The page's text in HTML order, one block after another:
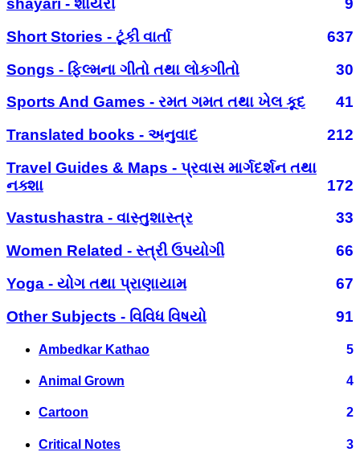
shayari - શાયરી
9
Short Stories - ટૂંકી વાર્તા
637
Songs - ફિલ્મના ગીતો તથા લોકગીતો
30
Sports And Games - રમત ગમત તથા ખેલ કૂદ
41
Translated books - અનુવાદ
212
Travel Guides & Maps - પ્રવાસ માર્ગદર્શન તથા
નક્શા
172
Vastushastra - વાસ્તુશાસ્ત્ર
33
Women Related - સ્ત્રી ઉપયોગી
66
Yoga - યોગ તથા પ્રાણાયામ
67
Other Subjects - વિવિધ વિષયો
91
Ambedkar Kathao 5
Animal Grown 4
Cartoon 2
Critical Notes 3